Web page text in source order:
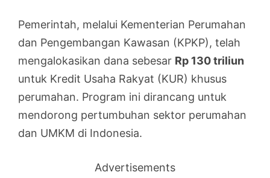
Pemerintah, melalui Kementerian Perumahan
dan Pengembangan Kawasan (KPKP), telah
mengalokasikan dana sebesar Rp 130 triliun
untuk Kredit Usaha Rakyat (KUR) khusus
perumahan. Program ini dirancang untuk
mendorong pertumbuhan sektor perumahan
dan UMKM di Indonesia.
Advertisements